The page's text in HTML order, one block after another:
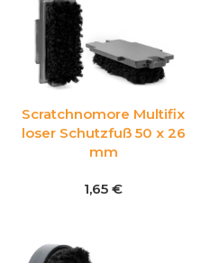
Scratchnomore Multifix
loser Schutzfuß 50 x 26
mm
1,65 €